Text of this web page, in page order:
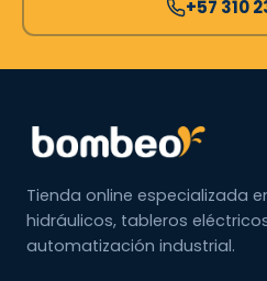
+57 310
Tienda online especializada
hidráulicos, tableros
automatización industrial.